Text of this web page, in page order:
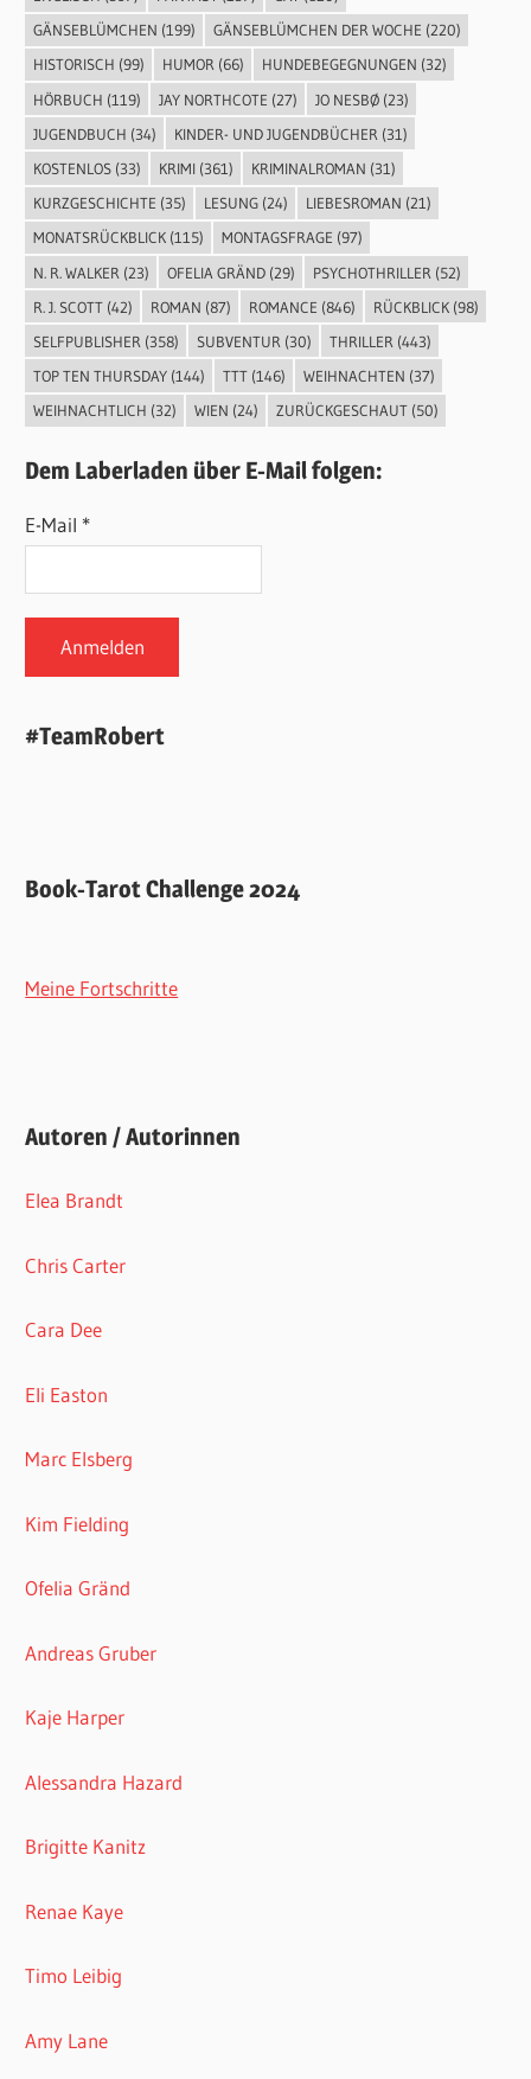
GÄNSEBLÜMCHEN (199) GÄNSEBLÜMCHEN DER WOCHE (220)
HISTORISCH (99) HUMOR(66) HUNDEBEGEGNUNGEN (32)
HÖRBUCH (119) JAY NORTHCOTE (27) JO NESBØ(23)
JUGENDBUCH (34) KINDER- UND JUGENDBÜCHER (31)
KOSTENLOS(33) KRIMI(361) KRIMINALROMAN (31)
KURZGESCHICHTE (35) LESUNG(24) LIEBESROMAN (21)
MONATSRÜCKBLICK(115) MONTAGSFRAGE (97)
N. R. WALKER (23) OFELIA GRÄND(29) PSYCHOTHRILLER (52)
R. J. SCOTT(42) ROMAN (87) ROMANCE (846) RÜCKBLICK(98)
SELFPUBLISHER (358) SUBVENTUR (30) THRILLER (443)
TOP TEN THURSDAY(144) TTT(146) WEIHNACHTEN (37)
WEIHNACHTLICH (32) WIEN (24) ZURÜCKGESCHAUT(50)
Dem Laberladen über E-Mail folgen:
E-Mail *
#TeamRobert
Book-Tarot Challenge 2024
Meine Fortschritte
Autoren / Autorinnen
Elea Brandt
Chris Carter
Cara Dee
Eli Easton
Marc Elsberg
Kim Fielding
Ofelia Gränd
Andreas Gruber
Kaje Harper
Alessandra Hazard
Brigitte Kanitz
Renae Kaye
Timo Leibig
Amy Lane